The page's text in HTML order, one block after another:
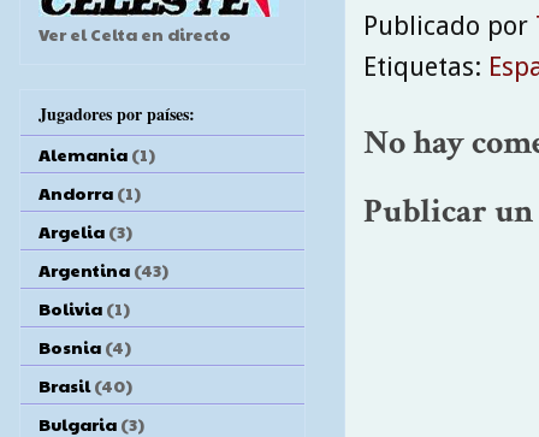
Publicado por
Etiquetas:
No hay
Publicar
Ver el Celta en directo
Jugadores por países:
Alemania (1)
Andorra (1)
Argelia (3)
Argentina (43)
Bolivia (1)
Bosnia (4)
Brasil (40)
Bulgaria (3)